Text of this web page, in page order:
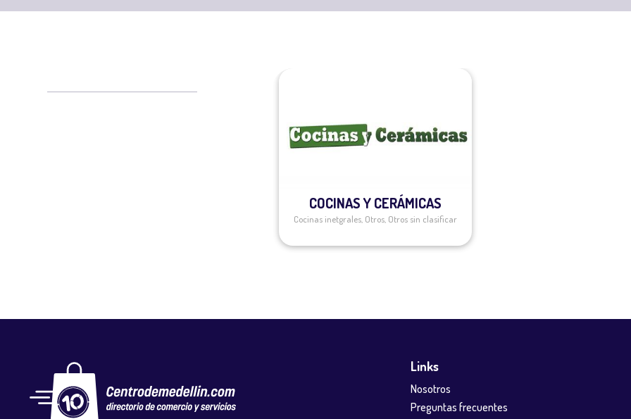
COCINAS Y CERÁMICAS
Cocinas inetgrales, Otros, Otros sin clasificar
Links
Nosotros
Preguntas frecuentes